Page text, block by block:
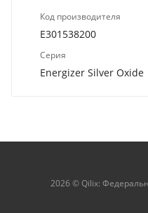
Код производителя
E301538200
Серия
Energizer Silver Oxide
2026 © Qilix: